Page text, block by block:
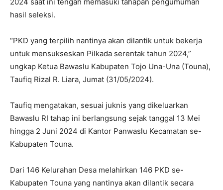
hasil seleksi.
“PKD yang terpilih nantinya akan dilantik untuk bekerja
untuk mensukseskan Pilkada serentak tahun 2024,”
ungkap Ketua Bawaslu Kabupaten Tojo Una-Una (Touna),
Taufiq Rizal R. Liara, Jumat (31/05/2024).
Taufiq mengatakan, sesuai juknis yang dikeluarkan
Bawaslu RI tahap ini berlangsung sejak tanggal 13 Mei
hingga 2 Juni 2024 di Kantor Panwaslu Kecamatan se-
Kabupaten Touna.
Dari 146 Kelurahan Desa melahirkan 146 PKD se-
Kabupaten Touna yang nantinya akan dilantik secara